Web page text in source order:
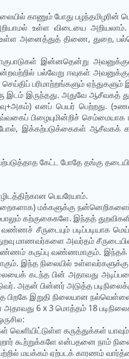
காணும் போது பழந்தமிழரின்
உள்ள விடையை
அனைத்துத் திணை, துறை,
இன்னதென்று
பல்வேறு ஈவுகள்
பரிமாற்றங்களும் ஏந்துகளும்
இடம் இருந்தது. அதுவே
எனப் பெயர் பெற்றது.
பிழையுமின்றிச்
போல், இக்கற்படுக்கைகள்
கேட்ட போதே தங்கு
பெயரேயாம்.
மக்களுக்கு
கற்குகைகளே. இந்தத்
வண்ணச் சீருடையும்
மாணவர்களை அவர்தம்
கருப்பு வண்ணமாகும். இந்தக்
இந்த நிலையில்
கடந்த பின் அதாவது
அதன் பின்னர் அடுத்த
பிறகே இறுதி நிலையான
6 x 3 மொத்தம் 18
கருத்துக்கள்
கூற்றுக்களே என்பதனை நாம்
மயக்கம் ஏற்படக் காரணம் வார்த்தைப்